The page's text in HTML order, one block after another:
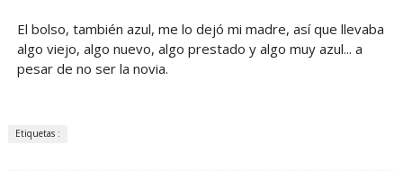
El bolso, también azul, me lo dejó mi madre, así que llevaba
algo viejo, algo nuevo, algo prestado y algo muy azul... a
pesar de no ser la novia.
Etiquetas :